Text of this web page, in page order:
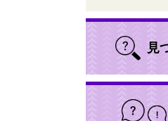
見